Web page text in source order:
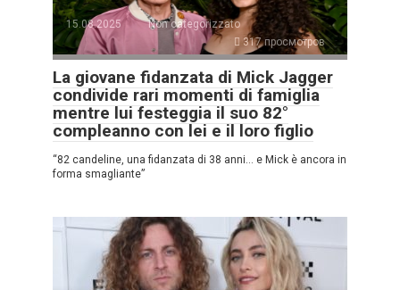
15.08.2025
Non categorizzato
317 просмотров
La giovane fidanzata di Mick Jagger
condivide rari momenti di famiglia
mentre lui festeggia il suo 82°
compleanno con lei e il loro figlio
“82 candeline, una fidanzata di 38 anni… e Mick è ancora in
forma smagliante”